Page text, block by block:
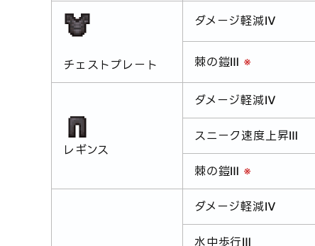
チェストプレート
ダメージ軽減Ⅳ
棘の鎧Ⅲ ※
レギンス
ダメージ軽減Ⅳ
スニーク速度上昇Ⅲ
棘の鎧Ⅲ ※
ダメージ軽減Ⅳ
水中歩行Ⅲ